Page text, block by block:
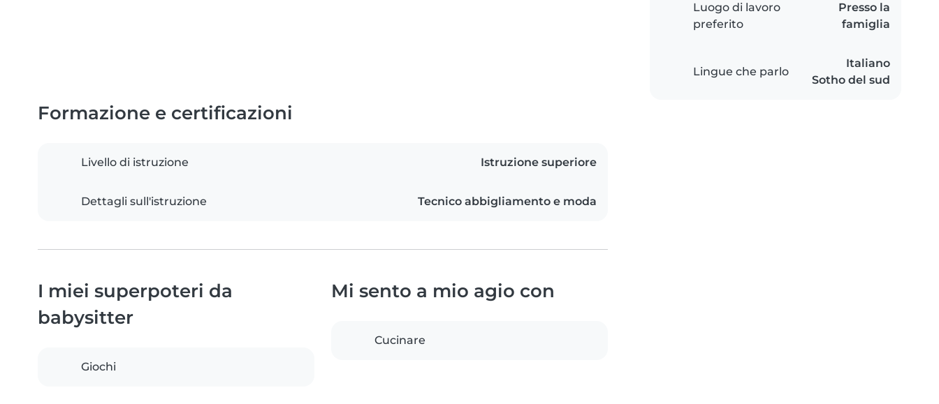
Luogo di lavoro
preferito
Presso la
famiglia
Lingue che parlo
Italiano
Sotho del sud
Formazione e certificazioni
Livello di istruzione Istruzione superiore
Dettagli sull'istruzione Tecnico abbigliamento e moda
I miei superpoteri da
babysitter
Giochi
Mi sento a mio agio con
Cucinare